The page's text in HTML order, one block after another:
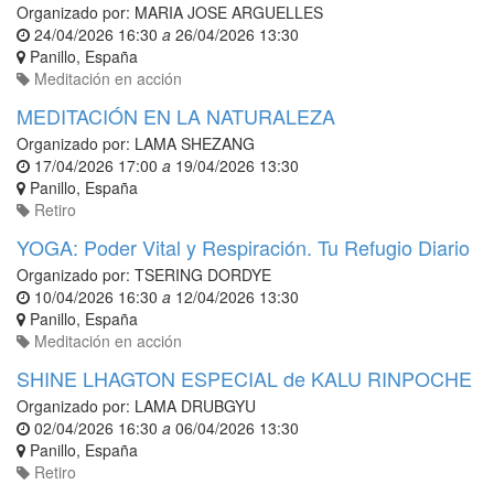
Organizado por: MARIA JOSE ARGUELLES
24/04/2026 16:30 a 26/04/2026 13:30
Panillo, España
Meditación en acción
MEDITACIÓN EN LA NATURALEZA
Organizado por: LAMA SHEZANG
17/04/2026 17:00 a 19/04/2026 13:30
Panillo, España
Retiro
YOGA: Poder Vital y Respiración. Tu Refugio Diario
Organizado por: TSERING DORDYE
10/04/2026 16:30 a 12/04/2026 13:30
Panillo, España
Meditación en acción
SHINE LHAGTON ESPECIAL de KALU RINPOCHE
Organizado por: LAMA DRUBGYU
02/04/2026 16:30 a 06/04/2026 13:30
Panillo, España
Retiro